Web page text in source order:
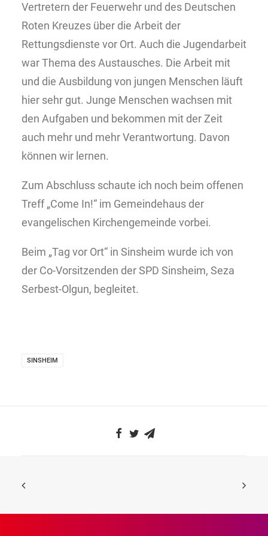
Vertretern der Feuerwehr und des Deutschen
Roten Kreuzes über die Arbeit der
Rettungsdienste vor Ort. Auch die Jugendarbeit
war Thema des Austausches. Die Arbeit mit
und die Ausbildung von jungen Menschen läuft
hier sehr gut. Junge Menschen wachsen mit
den Aufgaben und bekommen mit der Zeit
auch mehr und mehr Verantwortung. Davon
können wir lernen.
Zum Abschluss schaute ich noch beim offenen
Treff „Come In!“ im Gemeindehaus der
evangelischen Kirchengemeinde vorbei.
Beim „Tag vor Ort“ in Sinsheim wurde ich von
der Co-Vorsitzenden der SPD Sinsheim, Seza
Serbest-Olgun, begleitet.
SINSHEIM